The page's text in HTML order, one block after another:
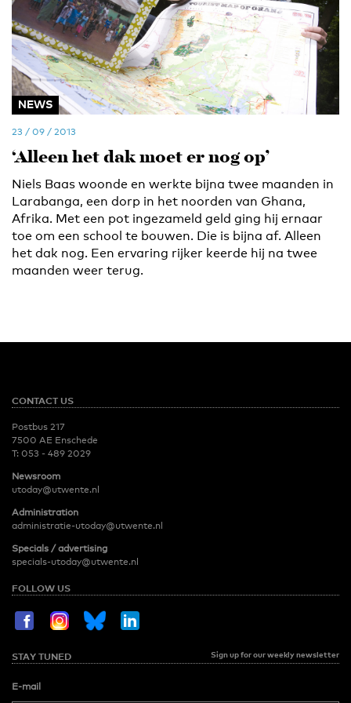
NEWS
23 / 09 / 2013
‘Alleen het dak moet er nog op’
Niels Baas woonde en werkte bijna twee maanden in
Larabanga, een dorp in het noorden van Ghana,
Afrika. Met een pot ingezameld geld ging hij ernaar
toe om een school te bouwen. Die is bijna af. Alleen
het dak nog. Een ervaring rijker keerde hij na twee
maanden weer terug.
CONTACT US
Postbus 217
7500 AE Enschede
T: 053 - 489 2029
Newsroom
utoday@utwente.nl
Administration
administratie-utoday@utwente.nl
Specials / advertising
specials-utoday@utwente.nl
FOLLOW US
STAY TUNED Sign up for our weekly newsletter
E-mail